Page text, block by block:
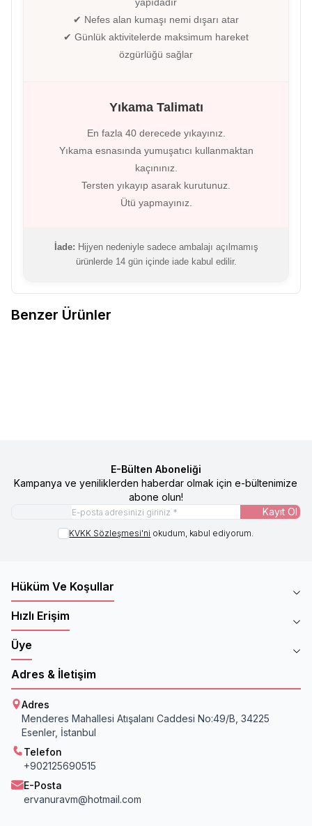
✔ Nefes alan kumaşı nemi dışarı atar
✔ Günlük aktivitelerde maksimum hareket
özgürlüğü sağlar
Yıkama Talimatı
En fazla 40 derecede yıkayınız.
Yıkama esnasında yumuşatıcı kullanmaktan
kaçınınız.
Tersten yıkayıp asarak kurutunuz.
Ütü yapmayınız.
İade: Hijyen nedeniyle sadece ambalajı açılmamış
ürünlerde 14 gün içinde iade kabul edilir.
Benzer Ürünler
E-Bülten Aboneliği
Kampanya ve yeniliklerden haberdar olmak için e-bültenimize
abone olun!
Kayıt Ol
KVKK Sözleşmesi'ni okudum, kabul ediyorum.
Hüküm Ve Koşullar
Hızlı Erişim
Üye
Adres & İletişim
Adres
Menderes Mahallesi Atışalanı Caddesi No:49/B, 34225
Esenler, İstanbul
Telefon
+902125690515
E-Posta
ervanuravm@hotmail.com